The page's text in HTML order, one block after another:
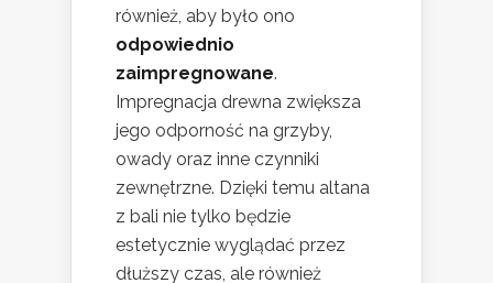
również, aby było ono
odpowiednio
zaimpregnowane.
Impregnacja drewna zwiększa
jego odporność na grzyby,
owady oraz inne czynniki
zewnętrzne. Dzięki temu altana
z bali nie tylko będzie
estetycznie wyglądać przez
dłuższy czas, ale również